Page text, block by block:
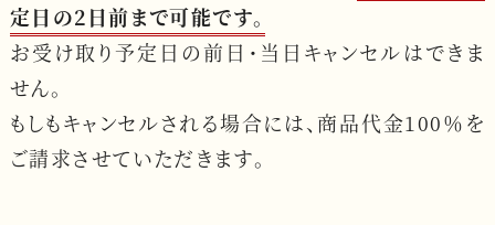
定日の2日前まで可能です。
お受け取り予定日の前日・当日キャンセルはできま
せん。
もしもキャンセルされる場合には、商品代金100％を
ご請求させていただきます。